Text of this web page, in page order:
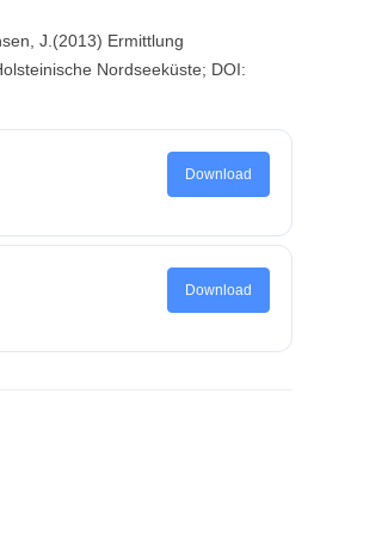
J.(2013) Ermittlung
Nordseeküste; DOI:
Download
Download